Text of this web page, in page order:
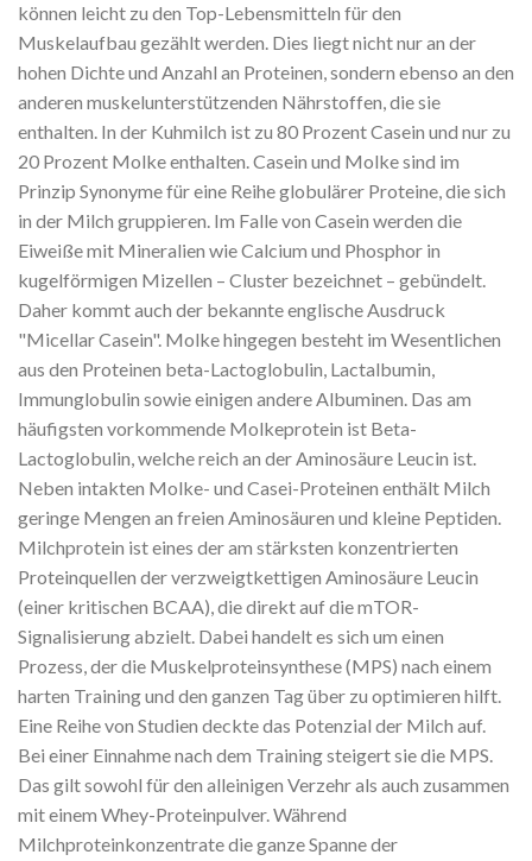
können leicht zu den Top-Lebensmitteln für den
Muskelaufbau gezählt werden. Dies liegt nicht nur an der
hohen Dichte und Anzahl an Proteinen, sondern ebenso an den
anderen muskelunterstützenden Nährstoffen, die sie
enthalten. In der Kuhmilch ist zu 80 Prozent Casein und nur zu
20 Prozent Molke enthalten. Casein und Molke sind im
Prinzip Synonyme für eine Reihe globulärer Proteine, die sich
in der Milch gruppieren. Im Falle von Casein werden die
Eiweiße mit Mineralien wie Calcium und Phosphor in
kugelförmigen Mizellen – Cluster bezeichnet – gebündelt.
Daher kommt auch der bekannte englische Ausdruck
"Micellar Casein". Molke hingegen besteht im Wesentlichen
aus den Proteinen beta-Lactoglobulin, Lactalbumin,
Immunglobulin sowie einigen andere Albuminen. Das am
häufigsten vorkommende Molkeprotein ist Beta-
Lactoglobulin, welche reich an der Aminosäure Leucin ist.
Neben intakten Molke- und Casei-Proteinen enthält Milch
geringe Mengen an freien Aminosäuren und kleine Peptiden.
Milchprotein ist eines der am stärksten konzentrierten
Proteinquellen der verzweigtkettigen Aminosäure Leucin
(einer kritischen BCAA), die direkt auf die mTOR-
Signalisierung abzielt. Dabei handelt es sich um einen
Prozess, der die Muskelproteinsynthese (MPS) nach einem
harten Training und den ganzen Tag über zu optimieren hilft.
Eine Reihe von Studien deckte das Potenzial der Milch auf.
Bei einer Einnahme nach dem Training steigert sie die MPS.
Das gilt sowohl für den alleinigen Verzehr als auch zusammen
mit einem Whey-Proteinpulver. Während
Milchproteinkonzentrate die ganze Spanne der